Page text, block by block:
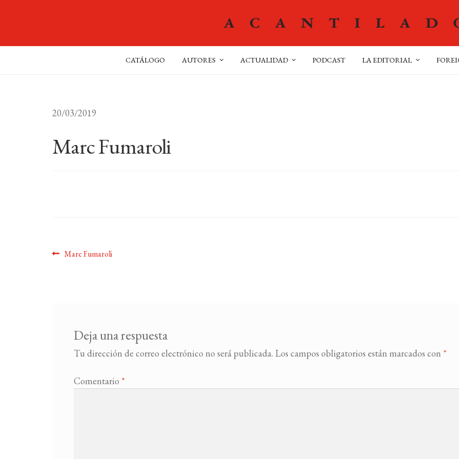
CATÁLOGO AUTORES ACTUALIDAD PODCAST LA EDITORIAL
20/03/2019
Marc Fumaroli
Navegación
Anterior:
Marc Fumaroli
Deja una respuesta
Tu dirección de correo electrónico no será publicada. Los campos obligatorios están marcados con *
Comentario *